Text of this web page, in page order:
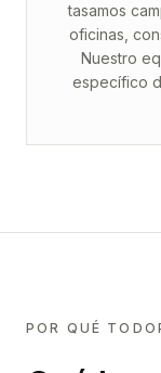
tasamos
oficinas,
Nuestro
específico
POR QUÉ